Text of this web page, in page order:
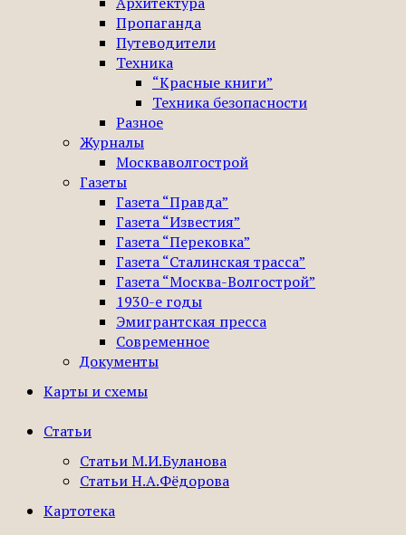
Пропаганда
Путеводители
Техника
“Красные книги”
Техника безопасности
Разное
Журналы
Москваволгострой
Газеты
Газета “Правда”
Газета “Известия”
Газета “Перековка”
Газета “Сталинская трасса”
Газета “Москва-Волгострой”
1930-е годы
Эмигрантская пресса
Современное
Документы
Карты и схемы
Статьи
Статьи М.И.Буланова
Статьи Н.А.Фёдорова
Картотека